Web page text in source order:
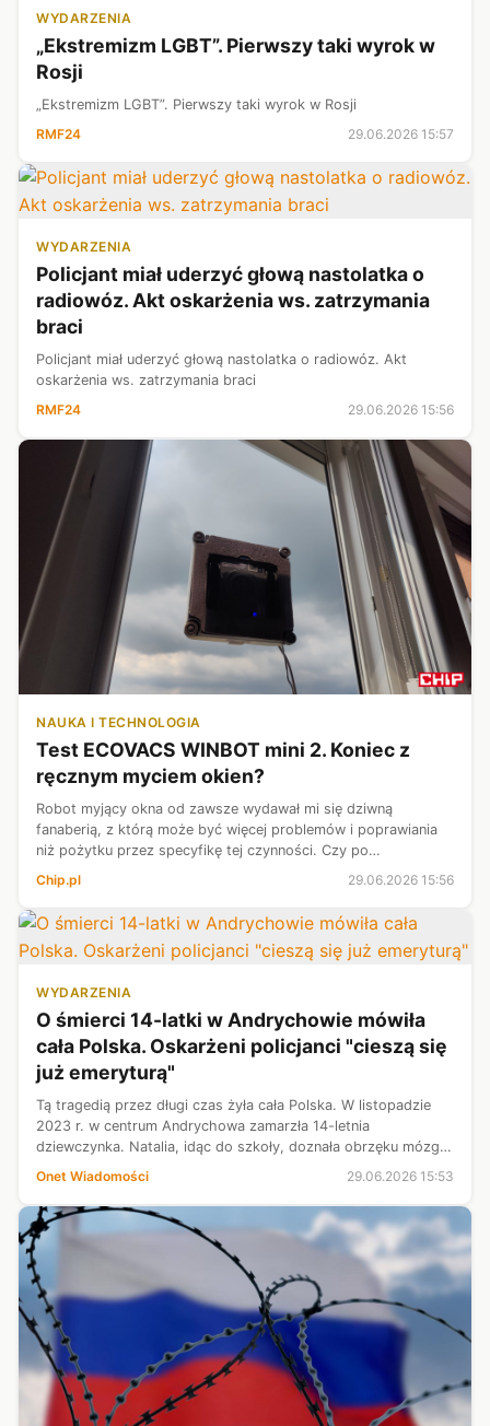
WYDARZENIA
„Ekstremizm LGBT”. Pierwszy taki wyrok w
Rosji
„Ekstremizm LGBT”. Pierwszy taki wyrok w Rosji
RMF24
29.06.2026 15:57
WYDARZENIA
Policjant miał uderzyć głową nastolatka o
radiowóz. Akt oskarżenia ws. zatrzymania
braci
Policjant miał uderzyć głową nastolatka o radiowóz. Akt
oskarżenia ws. zatrzymania braci
RMF24
29.06.2026 15:56
NAUKA I TECHNOLOGIA
Test ECOVACS WINBOT mini 2. Koniec z
ręcznym myciem okien?
Robot myjący okna od zawsze wydawał mi się dziwną
fanaberią, z którą może być więcej problemów i poprawiania
niż pożytku przez specyfikę tej czynności. Czy po
do tego zdanie? Jako że nie siedzę a...
Chip.pl 29.06.2026 15:56
WYDARZENIA
O śmierci 14-latki w Andrychowie mówiła
cała Polska. Oskarżeni policjanci "cieszą się
już emeryturą"
Tą tragedią przez długi czas żyła cała Polska. W listopadzie
2023 r. w centrum Andrychowa zamarzła 14-letnia
dziewczynka. Natalia, idąc do szkoły, doznała obrzęku mózgu
i nie mając sił na dalszą drogę, zasłabła na ulicy. Wcześniej
Onet Wiadomości 29.06.2026 15:53